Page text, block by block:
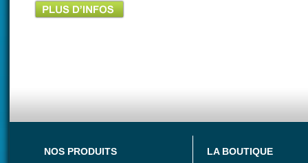
NOS PRODUITS LA BOUTIQUE